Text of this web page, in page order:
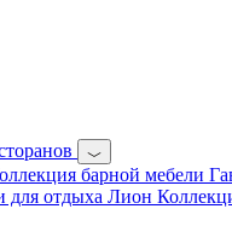
барной мебели
для отдыха Лион